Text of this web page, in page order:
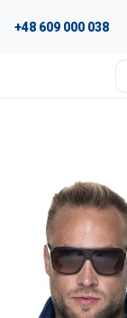
+48 609 000 038